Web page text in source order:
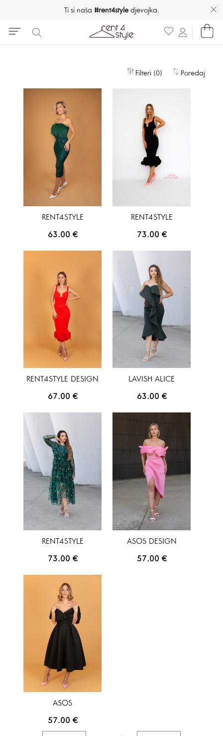
Ti si naša #rent4styledjevojka.
Filteri (0) Poredaj
RENT4STYLE
63.00 €
RENT4STYLE
73.00 €
RENT4STYLE DESIGN
67.00 €
LAVISH ALICE
63.00 €
RENT4STYLE
73.00 €
ASOS DESIGN
57.00 €
ASOS
57.00 €